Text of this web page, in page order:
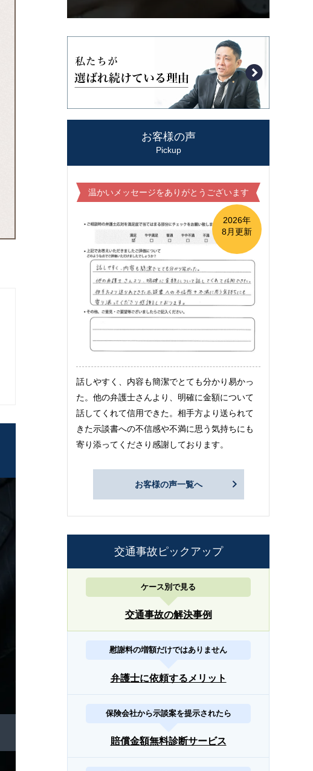
お客様の声
Pickup
温かいメッセージをありがとうございます
2026年
8月更新
話しやすく、内容も簡潔でとても分かり易かっ
た。他の弁護士さんより、明確に金額について
話してくれて信用できた。相手方より送られて
きた示談書への不信感や不満に思う気持ちにも
寄り添ってくださり感謝しております。
お客様の声一覧へ
交通事故ピックアップ
ケース別で見る
交通事故の解決事例
慰謝料の増額だけではありません
弁護士に依頼するメリット
保険会社から示談案を提示されたら
賠償金額無料診断サービス